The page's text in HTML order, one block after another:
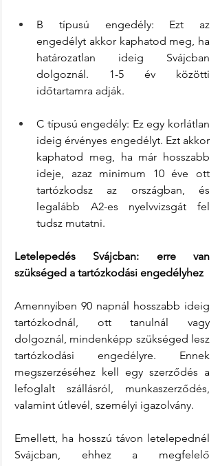
B típusú engedély: Ezt az
engedélyt akkor kaphatod meg, ha
határozatlan ideig Svájcban
dolgoznál. 1-5 év közötti
időtartamra adják.
C típusú engedély: Ez egy korlátlan
ideig érvényes engedélyt. Ezt akkor
kaphatod meg, ha már hosszabb
ideje, azaz minimum 10 éve ott
tartózkodsz az országban, és
legalább A2-es nyelvvizsgát fel
tudsz mutatni.
Letelepedés Svájcban: erre van
szükséged a tartózkodási engedélyhez
Amennyiben 90 napnál hosszabb ideig
tartózkodnál, ott tanulnál vagy
dolgoznál, mindenképp szükséged lesz
tartózkodási engedélyre. Ennek
megszerzéséhez kell egy szerződés a
lefoglalt szállásról, munkaszerződés,
valamint útlevél, személyi igazolvány.
Emellett, ha hosszú távon letelepednél
Svájcban, ehhez a megfelelő